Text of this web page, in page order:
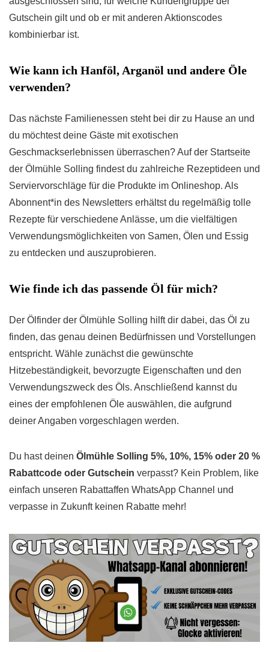
Gutschein gilt und ob er mit anderen Aktionscodes
kombinierbar ist.
Wie kann ich Hanföl, Arganöl und andere Öle
verwenden?
Das nächste Familienessen steht bei dir zu Hause an und
du möchtest deine Gäste mit exotischen
Geschmackserlebnissen überraschen? Auf der Startseite
der Ölmühle Solling findest du zahlreiche Rezeptideen und
Serviervorschläge für die Produkte im Onlineshop. Als
Abonnent*in des Newsletters erhältst du regelmäßig tolle
Rezepte für verschiedene Anlässe, um die vielfältigen
Verwendungsmöglichkeiten von Samen, Ölen und Essig
zu entdecken und auszuprobieren.
Wie finde ich das passende Öl für mich?
Der Ölfinder der Ölmühle Solling hilft dir dabei, das Öl zu
finden, das genau deinen Bedürfnissen und Vorstellungen
entspricht. Wähle zunächst die gewünschte
Hitzebeständigkeit, bevorzugte Eigenschaften und den
Verwendungszweck des Öls. Anschließend kannst du
eines der empfohlenen Öle auswählen, die aufgrund
deiner Angaben vorgeschlagen werden.
Du hast deinen Ölmühle Solling 5%, 10%, 15% oder 20 %
Rabattcode oder Gutschein verpasst? Kein Problem, like
einfach unseren Rabattaffen WhatsApp Channel und
verpasse in Zukunft keinen Rabatte mehr!